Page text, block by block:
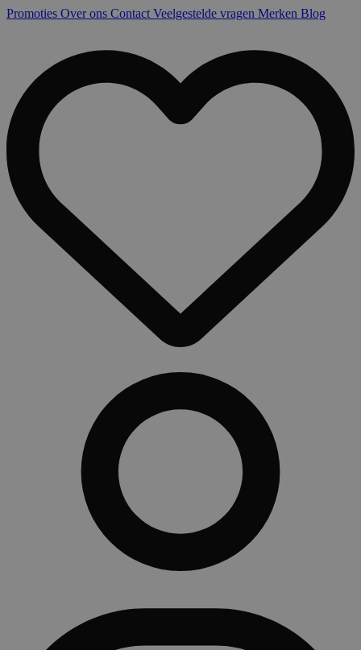
Promoties Over ons Contact Veelgestelde vragen Merken Blog